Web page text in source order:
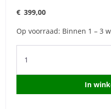
€ 399,00
Op voorraad: Binnen 1 – 3
Fusion
In